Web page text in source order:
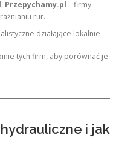
, Przepychamy.pl – firmy
rur.
działające lokalnie.
tych firm, aby porównać je
i jak